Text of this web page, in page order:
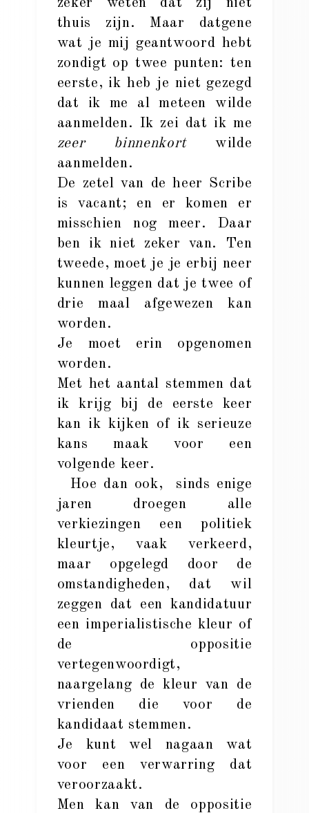
zeker weten dat zij niet
thuis zijn. Maar datgene
wat je mij geantwoord hebt
zondigt op twee punten: ten
eerste, ik heb je niet gezegd
dat ik me al meteen wilde
aanmelden. Ik zei dat ik me
zeer binnenkortwilde
aanmelden.
De zetel van de heer Scribe
is vacant; en er komen er
misschien nog meer. Daar
ben ik niet zeker van. Ten
tweede, moet je je erbij neer
kunnen leggen dat je twee of
drie maal afgewezen kan
worden.
Je moet erin opgenomen
worden.
Met het aantal stemmen dat
ik krijg bij de eerste keer
kan ik kijken of ik serieuze
kans maak voor een
volgende keer.
Hoe dan ook, sinds enige
jaren droegen alle
verkiezingen een politiek
kleurtje, vaak verkeerd,
maar opgelegd door de
omstandigheden, dat wil
zeggen dat een kandidatuur
een imperialistische kleur of
de oppositie
vertegenwoordigt,
naargelang de kleur van de
vrienden die voor de
kandidaat stemmen.
Je kunt wel nagaan wat
voor een verwarring dat
veroorzaakt.
Men kan van de oppositie